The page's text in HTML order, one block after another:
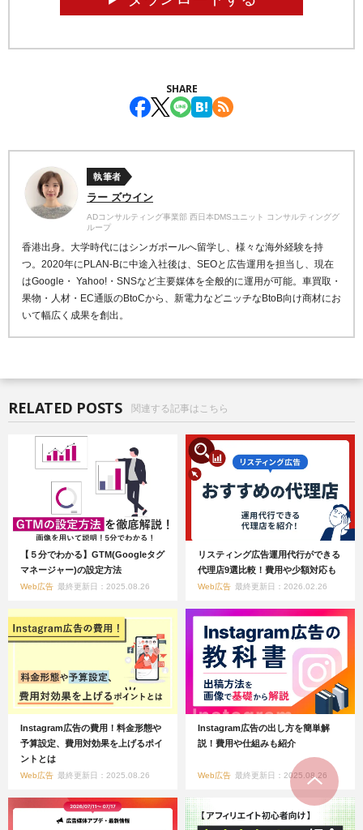
SHARE
執筆者
ラー ズウイン
ADコンサルティング事業部 西日本DMSユニット コンサルティンググ
ループ
香港出身。大学時代にはシンガポールへ留学し、様々な海外経験を持
つ。2020年にPLAN-Bに中途入社後は、SEOと広告運用を担当し、現在
はGoogle・ Yahoo!・SNSなど主要媒体を全般的に運用が可能。車買取・
果物・人材・EC通販のBtoCから、新電力などニッチなBtoB向け商材にお
いて幅広く成果を創出。
RELATED POSTS 関連する記事はこちら
【５分でわかる】GTM(Googleタグ
マネージャー)の設定方法
Web広告 最終更新日：2025.08.26
リスティング広告運用代行ができる
代理店9選比較！費用や少額対応も
Web広告 最終更新日：2026.02.26
Instagram広告の費用！料金形態や
予算設定、費用対効果を上げるポイ
ントとは
Web広告 最終更新日：2025.08.26
Instagram広告の出し方を簡単解
説！費用や仕組みも紹介
Web広告 最終更新日：2025.08.26